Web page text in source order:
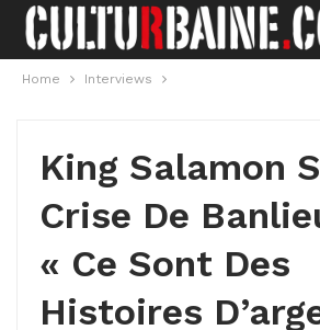
Home Interviews
King Salamon
Crise De
« Ce Sont Des
Histoires